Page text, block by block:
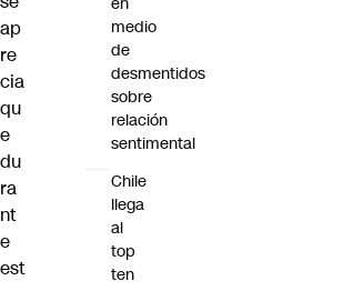
ap
re
cia
qu
e
du
ra
nt
e
est
medio
de
desmentidos
sobre
relación
sentimental
Chile
llega
al
top
ten